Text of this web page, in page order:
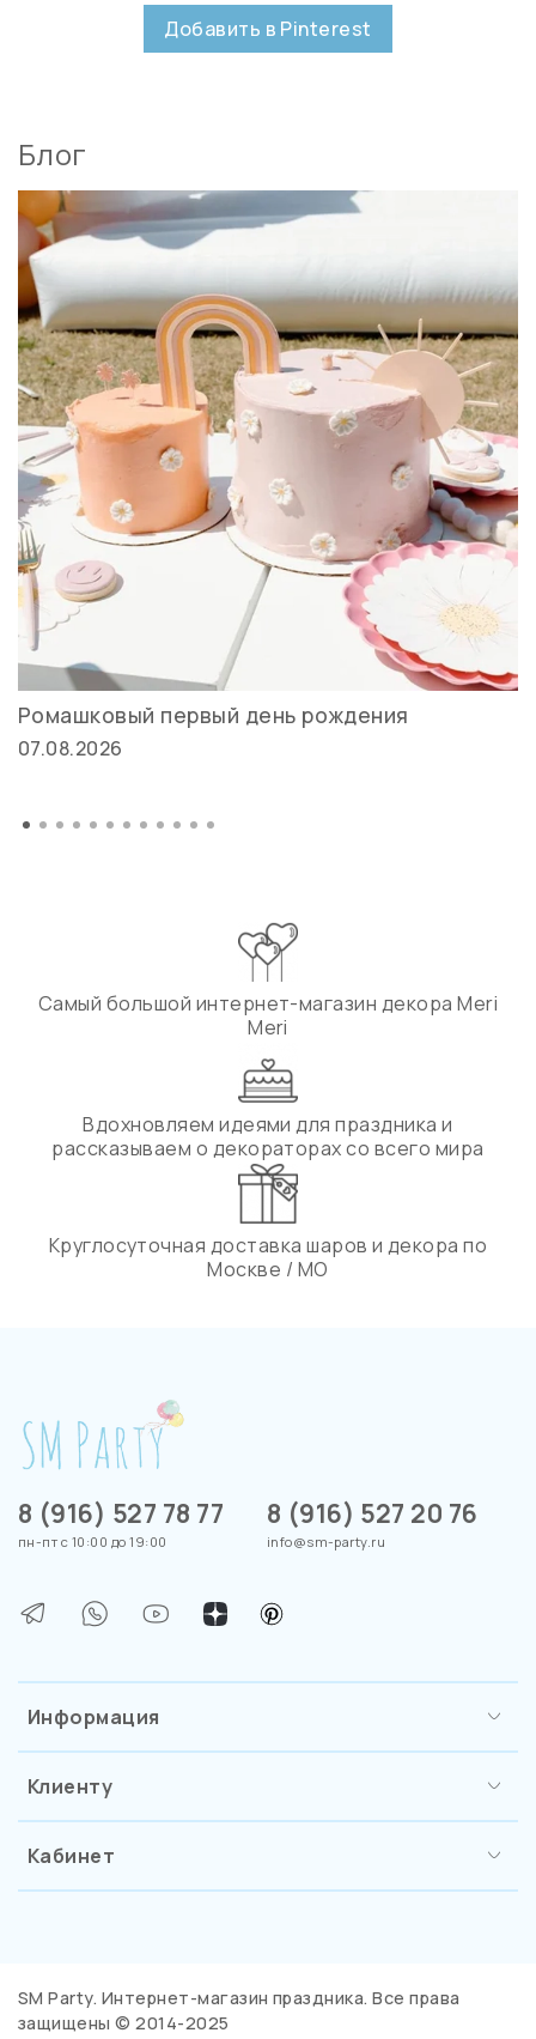
Добавить в Pinterest
Блог
Ромашковый первый день рождения
07.08.2026
Самый большой интернет-магазин декора Meri
Meri
Вдохновляем идеями для праздника и
рассказываем о декораторах со всего мира
Круглосуточная доставка шаров и декора по
Москве / МО
Информация
Клиенту
Кабинет
8 (916) 527 78 77
пн-пт с 10:00 до 19:00
8 (916) 527 20 76
info@sm-party.ru
SM Party. Интернет-магазин праздника. Все права
защищены © 2014-2025